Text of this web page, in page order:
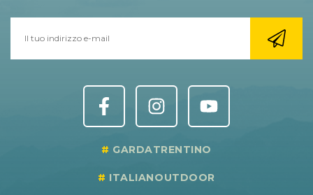
GARDATRENTINO
ITALIANOUTDOOR